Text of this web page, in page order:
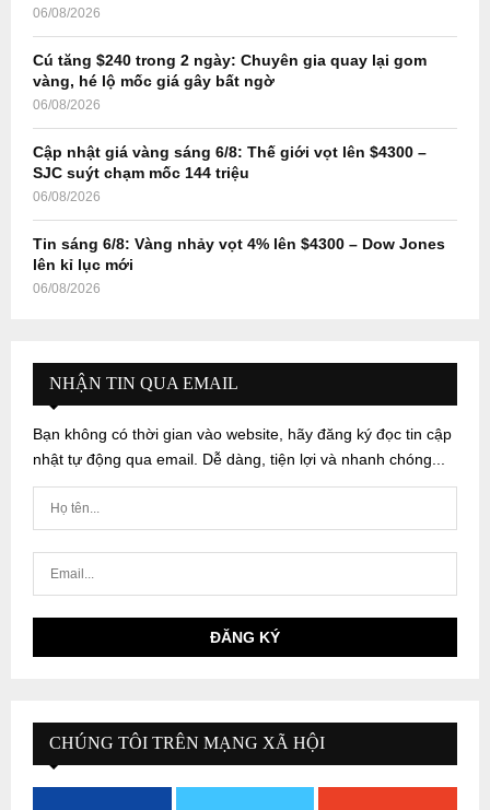
06/08/2026
Cú tăng $240 trong 2 ngày: Chuyên gia quay lại gom
vàng, hé lộ mốc giá gây bất ngờ
06/08/2026
Cập nhật giá vàng sáng 6/8: Thế giới vọt lên $4300 –
SJC suýt chạm mốc 144 triệu
06/08/2026
Tin sáng 6/8: Vàng nhảy vọt 4% lên $4300 – Dow Jones
lên kỉ lục mới
06/08/2026
NHẬN TIN QUA EMAIL
Bạn không có thời gian vào website, hãy đăng ký đọc tin cập
nhật tự động qua email. Dễ dàng, tiện lợi và nhanh chóng...
CHÚNG TÔI TRÊN MẠNG XÃ HỘI